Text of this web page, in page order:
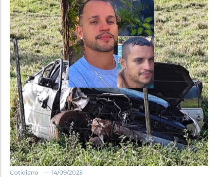
Obituário
Paraguai
Paraná
Política
Santa Helena e Região
Saúde e Bem-Estar
Cotidiano - 14/09/2025